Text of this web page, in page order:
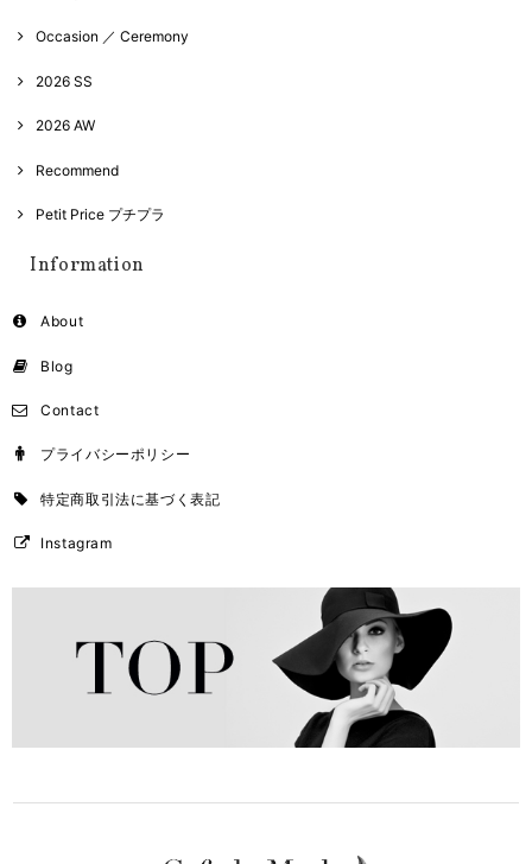
Occasion ／ Ceremony
2026 SS
2026 AW
Recommend
Petit Price プチプラ
Information
About
Blog
Contact
プライバシーポリシー
特定商取引法に基づく表記
Instagram